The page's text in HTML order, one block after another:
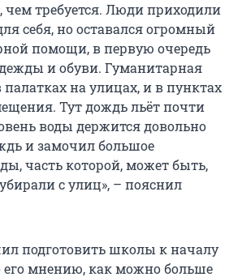
чем требуется. Люди приходили
себя, но оставался огромный
помощи, в первую очередь
и обуви. Гуманитарная
на улицах, и в пунктах
Тут дождь льёт почти
воды держится довольно
и замочил большое
часть которой, может быть,
с улиц», – пояснил
подготовить школы к началу
его мнению, как можно больше